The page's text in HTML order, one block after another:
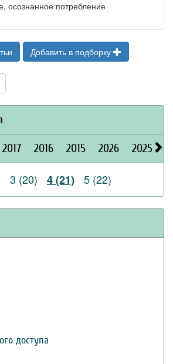
осознанное потребление
Добавить в подборку
2017 2016 2015 2026 2025
3 (20) 4 (21) 5 (22)
доступа